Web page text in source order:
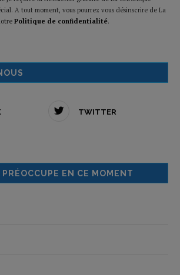
A tout moment, vous pourrez vous désinscrire de La
Politique de confidentialité.
TWITTER
EN CE MOMENT